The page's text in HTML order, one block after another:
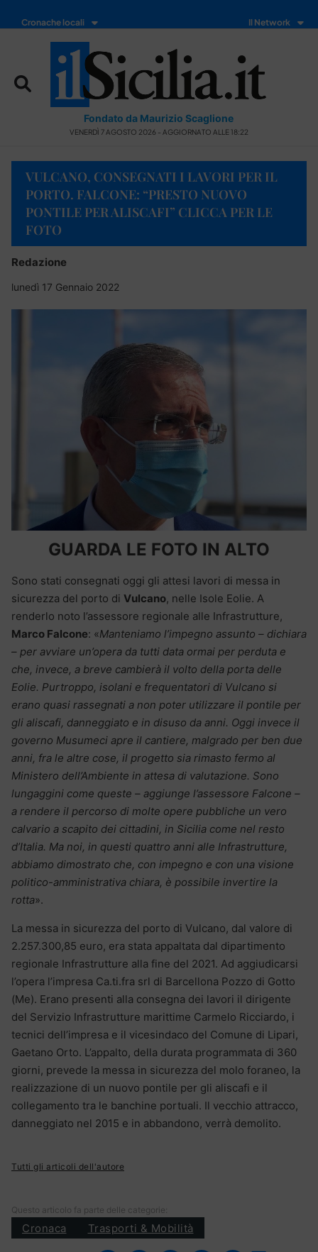
Cronache locali Il Network
Fondato da Maurizio Scaglione
VENERDÌ 7 AGOSTO 2026 - AGGIORNATO ALLE 18:22
VULCANO, CONSEGNATI I LAVORI PER IL
PORTO. FALCONE: “PRESTO NUOVO
PONTILE PER ALISCAFI” CLICCA PER LE
FOTO
Redazione
lunedì 17 Gennaio 2022
GUARDA LE FOTO IN ALTO
Sono stati consegnati oggi gli attesi lavori di messa in
sicurezza del porto di Vulcano, nelle Isole Eolie. A
renderlo noto l’assessore regionale alle Infrastrutture,
Marco Falcone: «Manteniamo l’impegno assunto – dichiara
– per avviare un’opera da tutti data ormai per perduta e
che, invece, a breve cambierà il volto della porta delle
Eolie. Purtroppo, isolani e frequentatori di Vulcano si
erano quasi rassegnati a non poter utilizzare il pontile per
gli aliscafi, danneggiato e in disuso da anni. Oggi invece il
governo Musumeci apre il cantiere, malgrado per ben due
anni, fra le altre cose, il progetto sia rimasto fermo al
Ministero dell’Ambiente in attesa di valutazione. Sono
lungaggini come queste – aggiunge l’assessore Falcone –
a rendere il percorso di molte opere pubbliche un vero
calvario a scapito dei cittadini, in Sicilia come nel resto
d’Italia. Ma noi, in questi quattro anni alle Infrastrutture,
abbiamo dimostrato che, con impegno e con una visione
politico-amministrativa chiara, è possibile invertire la
rotta».
La messa in sicurezza del porto di Vulcano, dal valore di
2.257.300,85 euro, era stata appaltata dal dipartimento
regionale Infrastrutture alla fine del 2021. Ad aggiudicarsi
l’opera l’impresa Ca.ti.fra srl di Barcellona Pozzo di Gotto
(Me). Erano presenti alla consegna dei lavori il dirigente
del Servizio Infrastrutture marittime Carmelo Ricciardo, i
tecnici dell’impresa e il vicesindaco del Comune di Lipari,
Gaetano Orto. L’appalto, della durata programmata di 360
giorni, prevede la messa in sicurezza del molo foraneo, la
realizzazione di un nuovo pontile per gli aliscafi e il
collegamento tra le banchine portuali. Il vecchio attracco,
danneggiato nel 2015 e in abbandono, verrà demolito.
Tutti gli articoli dell'autore
Questo articolo fa parte delle categorie:
Cronaca Trasporti & Mobilità